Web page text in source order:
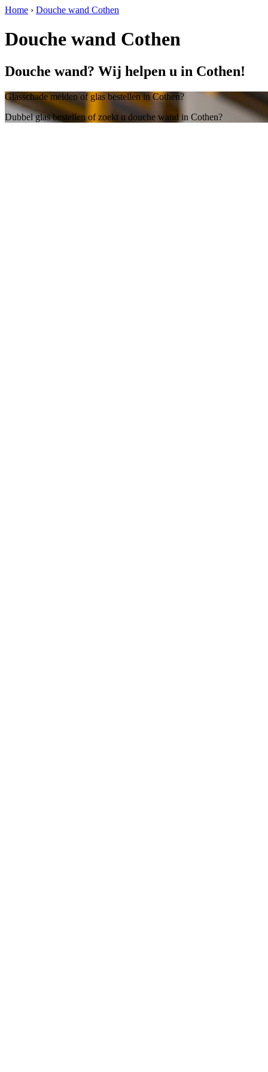
Home › Douche wand Cothen
Douche wand Cothen
Douche wand? Wij helpen u in Cothen!
Glasschade melden of glas bestellen in Cothen?
Dubbel glas bestellen of zoekt u douche wand in Cothen?